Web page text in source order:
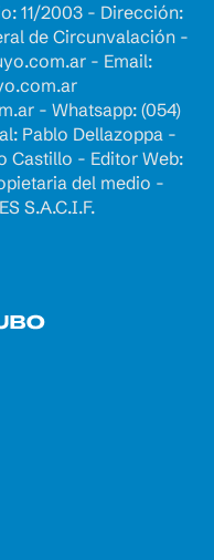
11/2003 - Dirección:
de Circunvalación -
- Email:
- Whatsapp: (054)
Pablo Dellazoppa -
Castillo - Editor Web:
del medio -
S.A.C.I.F.